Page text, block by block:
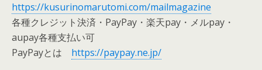
https://kusurinomarutomi.com/mailmagazine
各種クレジット決済・PayPay・楽天pay・メルpay・
aupay各種支払い可
PayPayとは https://paypay.ne.jp/